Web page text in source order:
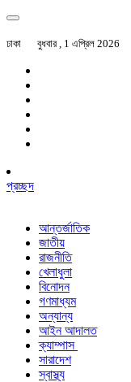
ঢাকা বুধবার , 1 এপ্রিল 2026
প্রচ্ছদ
আন্তর্জাতিক
জাতীয়
রাজনীতি
খেলাধুলা
বিনোদন
গণমাধ্যম
অন্যান্য
আইন আদালত
ক্যাম্পাস
সারাদেশ
স্বাস্থ্য